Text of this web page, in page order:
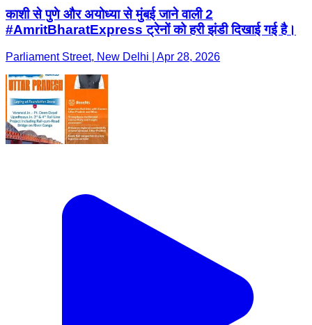
काशी से पुणे और अयोध्या से मुंबई जाने वाली 2
#AmritBharatExpress ट्रेनों को हरी झंडी दिखाई गई है।
Parliament Street, New Delhi | Apr 28, 2026